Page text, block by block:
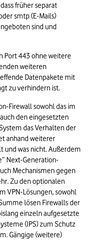
früher separat
smtp (E-Mails)
sind und
Port 443 ohne weitere
weiteren
Datenpakete mit
zu verhindern ist.
Firewall sowohl das im
den eingesetzten
das Verhalten der
anhand weiterer
und was nicht. Außerdem
Next-Generation-
Mechanismen gegen
Zu den optionalen
VPN-Lösungen, sowohl
lösen Firewalls der
einzeln aufgesetzte
(IPS) zum Schutz
Gängige (weitere)